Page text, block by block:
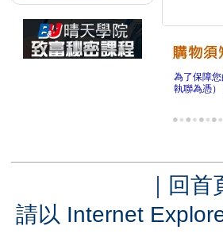
為了保障
執聯為憑
｜ 回首
請以 Internet